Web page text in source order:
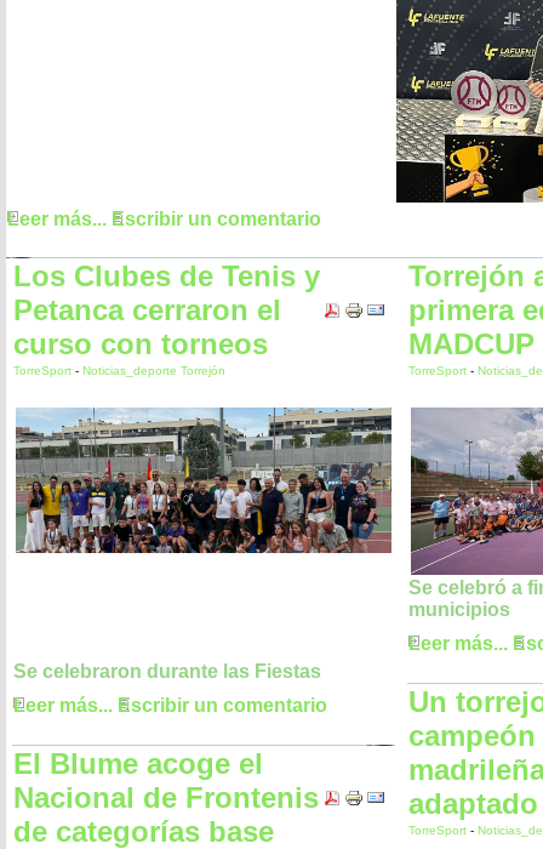
Leer más... Escribir un comentario
Los Clubes de Tenis y
Petanca cerraron el
curso con torneos
TorreSport - Noticias_deporte Torrejón
Se celebraron durante las Fiestas
Leer más... Escribir un comentario
El Blume acoge el
Nacional de Frontenis
de categorías base
Torrejón
primera
TorreSport -
Se celebró a
municipios
Leer más...
Un
adaptado
TorreSport -